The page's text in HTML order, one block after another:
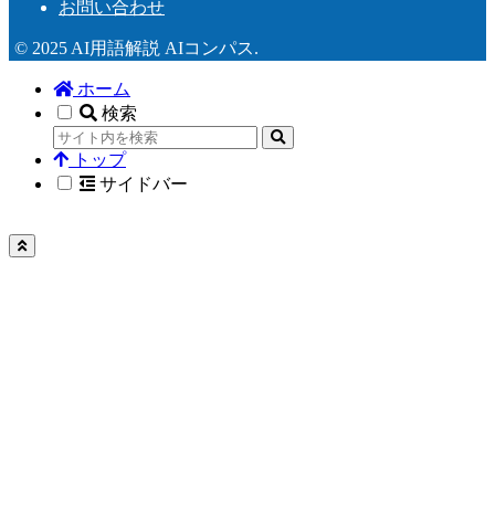
お問い合わせ
© 2025 AI用語解説 AIコンパス.
ホーム
検索
トップ
サイドバー